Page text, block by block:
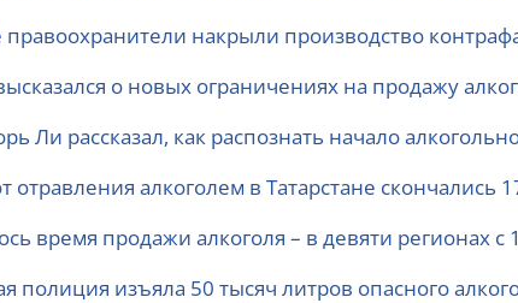
накрыли производство
о новых ограничениях на продажу
Ли рассказал, как распознать начало
отравления алкоголем в Татарстане скончались
время продажи алкоголя – в девяти регионах с
полиция изъяла 50 тысяч литров опасного